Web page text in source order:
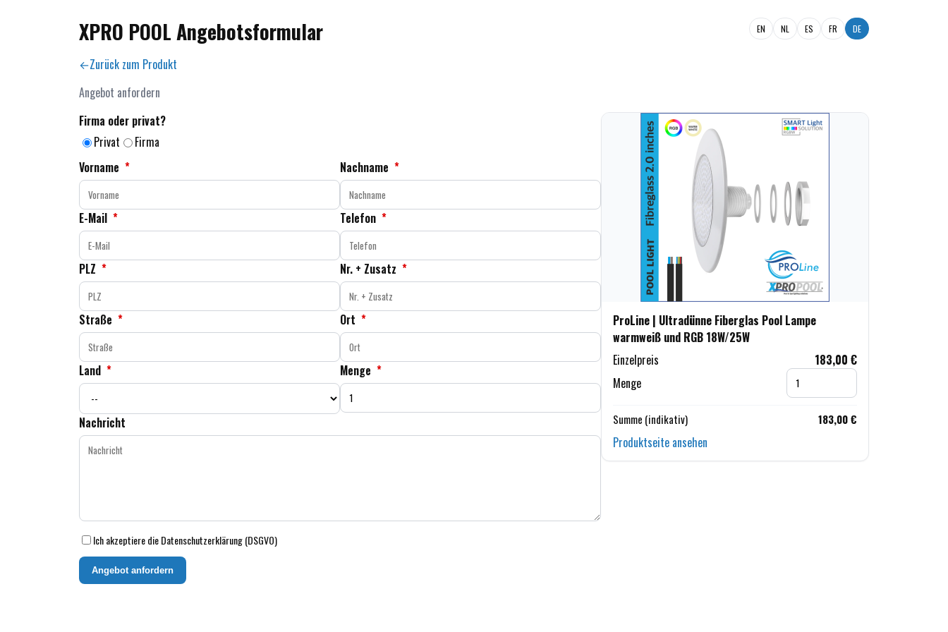
XPRO POOL Angebotsformular EN NL ES FR DE
Zurück zum Produkt
Angebot anfordern
Firma oder privat?
Privat
Firma
Vorname * Nachname *
E-Mail * Telefon *
PLZ * Nr. + Zusatz *
Straße * Ort *
Land * Menge *
Nachricht
Ich akzeptiere die Datenschutzerklärung (DSGVO)
Angebot anfordern
ProLine | Ultradünne Fiberglas Pool Lampe
warmweiß und RGB 18W/25W
Einzelpreis
183,00 €
Menge
Summe (indikativ) 183,00 €
Produktseite ansehen